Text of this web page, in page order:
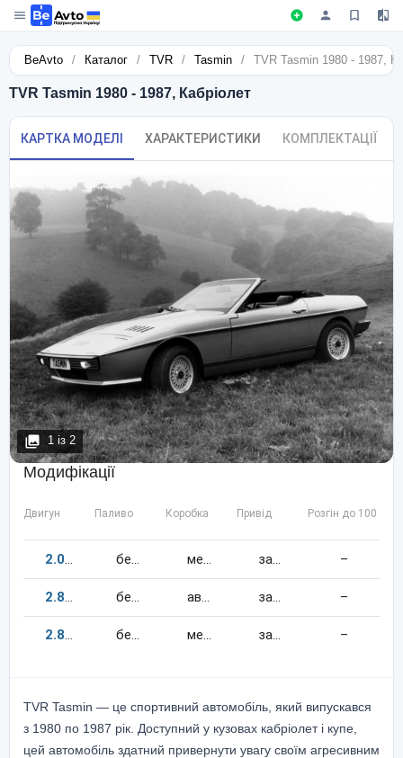
BeAvto / Каталог / TVR / Tasmin / TVR Tasmin 1980 - 1987,
TVR Tasmin 1980 - 1987, Кабріолет
КАРТКА МОДЕЛІ ХАРАКТЕРИСТИКИ КОМПЛЕКТАЦІЇ
1 із 2
Модифікації
Двигун Паливо Коробка Привід Розгін до 100 км/
2.099 бензин механіка задній –
2.8162 бензин автомат задній –
2.8162 бензин механіка задній –
TVR Tasmin — це спортивний автомобіль, який випускався
з 1980 по 1987 рік. Доступний у кузовах кабріолет і купе,
цей автомобіль здатний привернути увагу своїм агресивним